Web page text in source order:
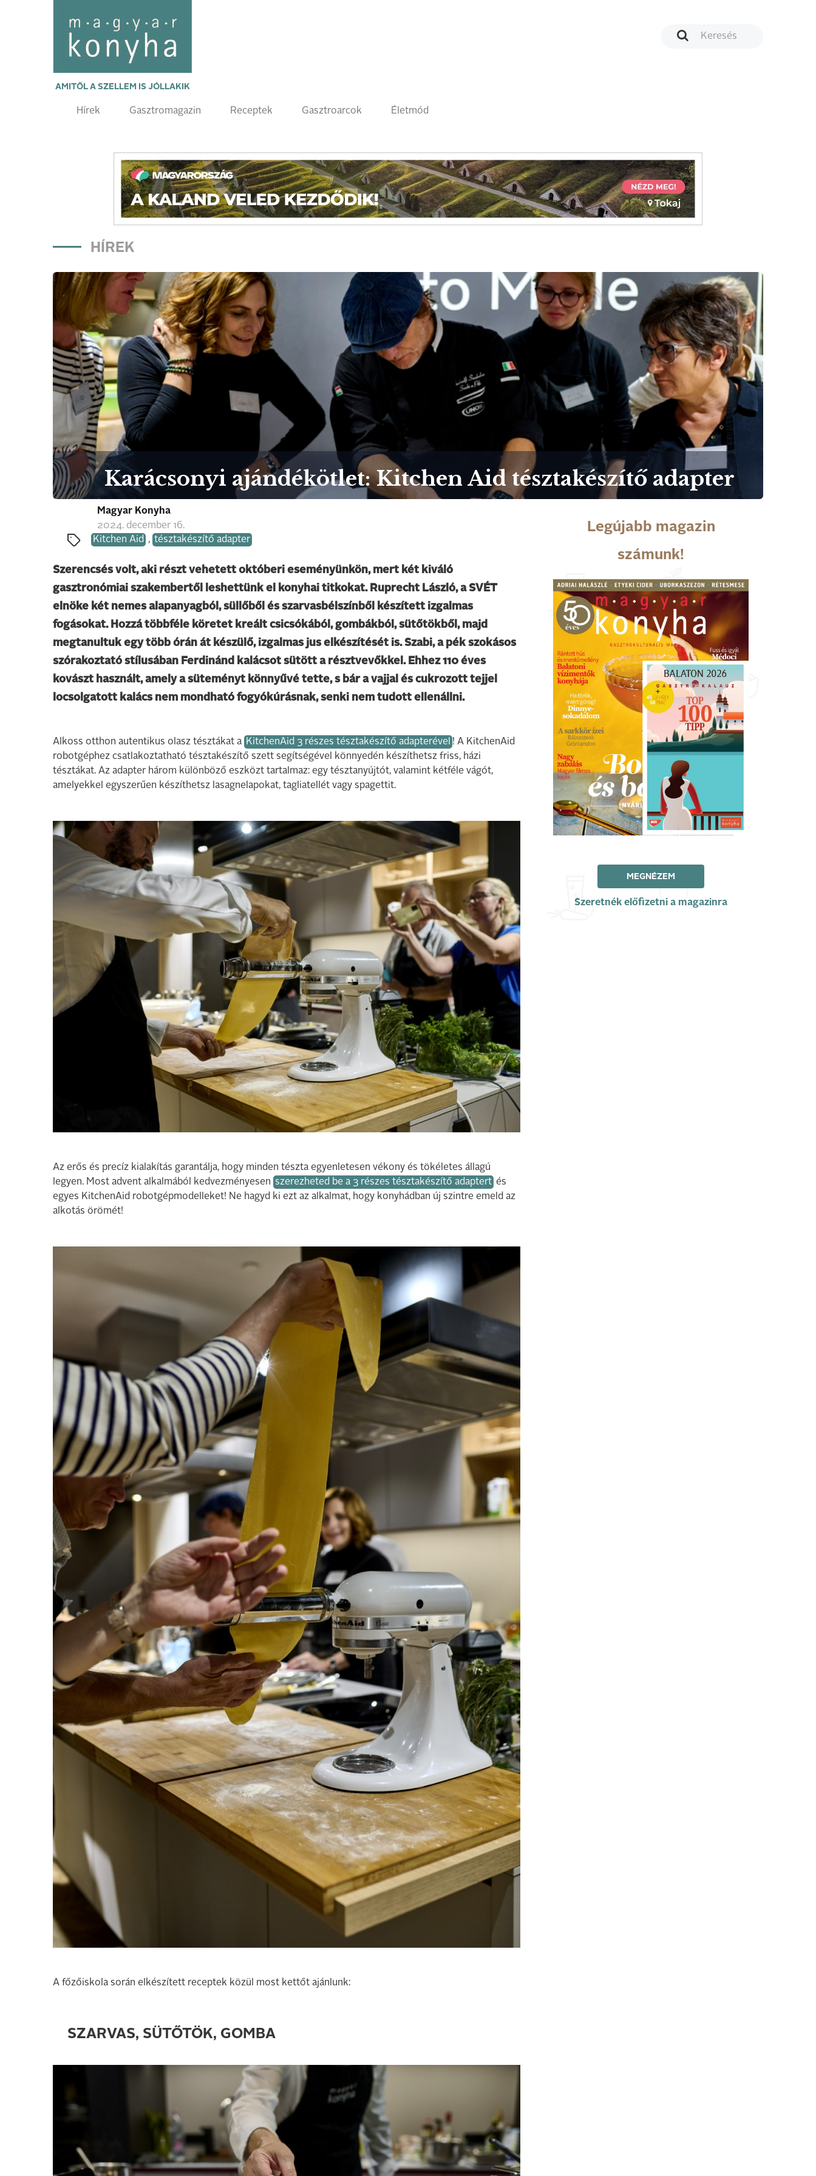
AMITŐL A SZELLEM IS JÓLLAKIK
Hírek Gasztromagazin Receptek Gasztroarcok Életmód
HÍREK
Karácsonyi ajándékötlet: Kitchen Aid tésztakészítő adapter
Magyar Konyha
2024. december 16.
Kitchen Aid
, tésztakészítő adapter
Szerencsés volt, aki részt vehetett októberi eseményünkön, mert két kiváló
gasztronómiai szakembertől leshettünk el konyhai titkokat. Ruprecht László, a SVÉT
elnöke két nemes alapanyagból, süllőből és szarvasbélszínből készített izgalmas
fogásokat. Hozzá többféle köretet kreált csicsókából, gombákból, sütőtökből, majd
megtanultuk egy több órán át készülő, izgalmas jus elkészítését is. Szabi, a pék szokásos
szórakoztató stílusában Ferdinánd kalácsot sütött a résztvevőkkel. Ehhez 110 éves
kovászt használt, amely a süteményt könnyűvé tette, s bár a vajjal és cukrozott tejjel
locsolgatott kalács nem mondható fogyókúrásnak, senki nem tudott ellenállni.
Alkoss otthon autentikus olasz tésztákat a KitchenAid 3 részes tésztakészítő adapterével ! A KitchenAid
robotgéphez csatlakoztatható tésztakészítő szett segítségével könnyedén készíthetsz friss, házi
tésztákat. Az adapter három különböző eszközt tartalmaz: egy tésztanyújtót, valamint kétféle vágót,
amelyekkel egyszerűen készíthetsz lasagnelapokat, tagliatellét vagy spagettit.
Az erős és precíz kialakítás garantálja, hogy minden tészta egyenletesen vékony és tökéletes állagú
legyen. Most advent alkalmából kedvezményesen szerezheted be a 3 részes tésztakészítő adaptert és
egyes KitchenAid robotgépmodelleket! Ne hagyd ki ezt az alkalmat, hogy konyhádban új szintre emeld az
alkotás örömét!
A főzőiskola során elkészített receptek közül most kettőt ajánlunk:
SZARVAS, SÜTŐTÖK, GOMBA
Legújabb magazin
számunk!
MEGNÉZEM
Szeretnék előfizetni a magazinra